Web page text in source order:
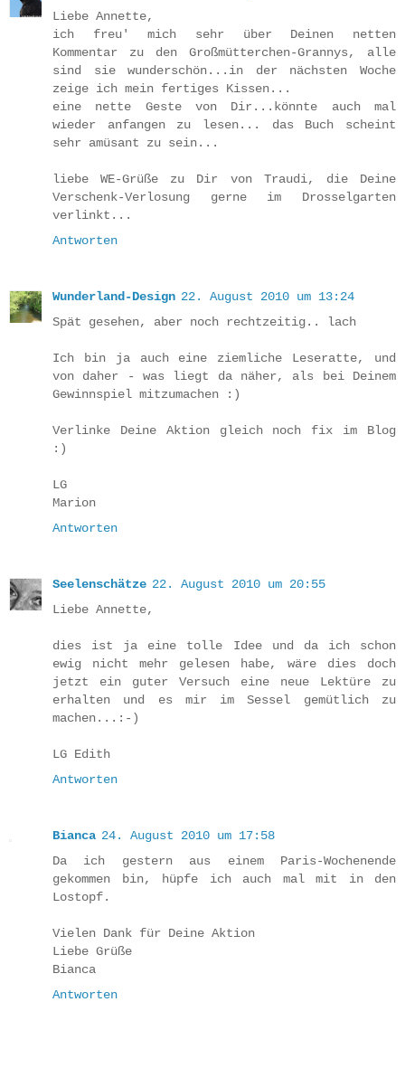
Liebe Annette,
ich freu' mich sehr über Deinen netten
Kommentar zu den Großmütterchen-Grannys, alle
sind sie wunderschön...in der nächsten Woche
zeige ich mein fertiges Kissen...
eine nette Geste von Dir...könnte auch mal
wieder anfangen zu lesen... das Buch scheint
sehr amüsant zu sein...
liebe WE-Grüße zu Dir von Traudi, die Deine
Verschenk-Verlosung gerne im Drosselgarten
verlinkt...
Antworten
Wunderland-Design 22. August 2010 um 13:24
Spät gesehen, aber noch rechtzeitig.. lach
Ich bin ja auch eine ziemliche Leseratte, und
von daher - was liegt da näher, als bei Deinem
Gewinnspiel mitzumachen :)
Verlinke Deine Aktion gleich noch fix im Blog
:)
LG
Marion
Antworten
Seelenschätze 22. August 2010 um 20:55
Liebe Annette,
dies ist ja eine tolle Idee und da ich schon
ewig nicht mehr gelesen habe, wäre dies doch
jetzt ein guter Versuch eine neue Lektüre zu
erhalten und es mir im Sessel gemütlich zu
machen...:-)
LG Edith
Antworten
Bianca 24. August 2010 um 17:58
Da ich gestern aus einem Paris-Wochenende
gekommen bin, hüpfe ich auch mal mit in den
Lostopf.
Vielen Dank für Deine Aktion
Liebe Grüße
Bianca
Antworten